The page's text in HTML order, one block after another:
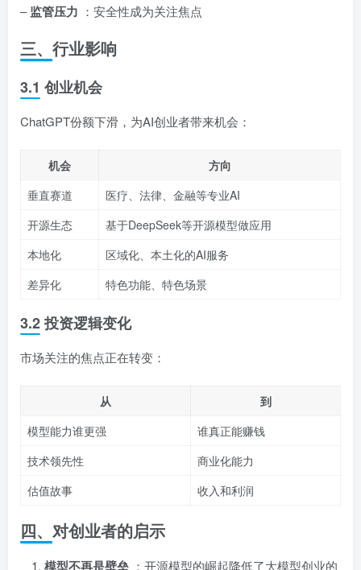
–监管压力 ：安全性成为关注焦点
三、行业影响
3.1 创业机会
ChatGPT份额下滑，为AI创业者带来机会：
机会
方向
垂直赛道
医疗、法律、金融等专业AI
开源生态
基于DeepSeek等开源模型做应用
本地化
区域化、本土化的AI服务
差异化
特色功能、特色场景
3.2 投资逻辑变化
市场关注的焦点正在转变：
从
到
模型能力谁更强
谁真正能赚钱
技术领先性
商业化能力
估值故事
收入和利润
四、对创业者的启示
模型不再是壁垒 ：开源模型的崛起降低了大模型创业的